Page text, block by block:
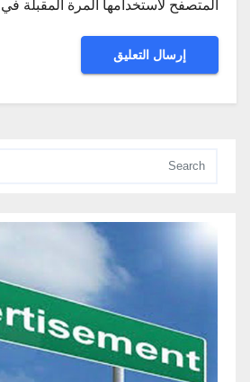
المتصفح لاستخدامها المرة المقبلة